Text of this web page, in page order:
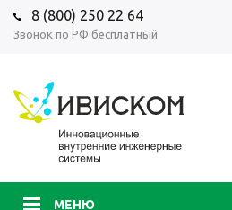
8 (800) 250 22 64
Звонок по РФ бесплатный
МЕНЮ